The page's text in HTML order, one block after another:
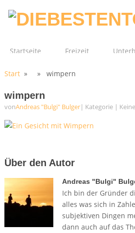
Startseite Freizeit
Film
Start» » wimpern
wimpern
vonAndreas "Bulgi" Bulger| Kategorie|
Über den Autor
Andreas "Bulgi"
Ich bin der Gründer
alles was sich in
subjektiven Dingen
dann auch auf das